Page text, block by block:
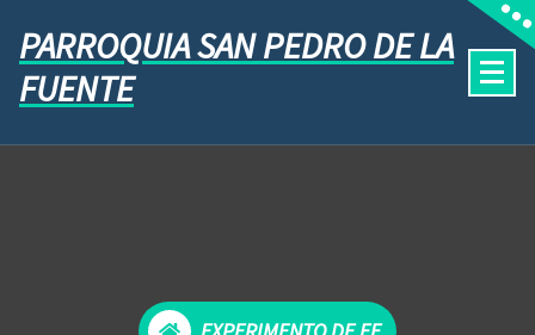
PARROQUIA SAN PEDRO DE LA
FUENTE